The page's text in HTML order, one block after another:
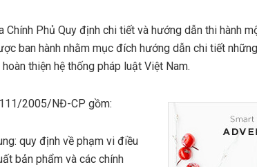
Chính Phủ Quy định chi tiết và hướng dẫn thi hành
ban hành nhằm mục đích hướng dẫn chi tiết
thiện hệ thống pháp luật Việt Nam.
2005/NĐ-CP gồm:
quy định về phạm vi điều
bản phẩm và các chính